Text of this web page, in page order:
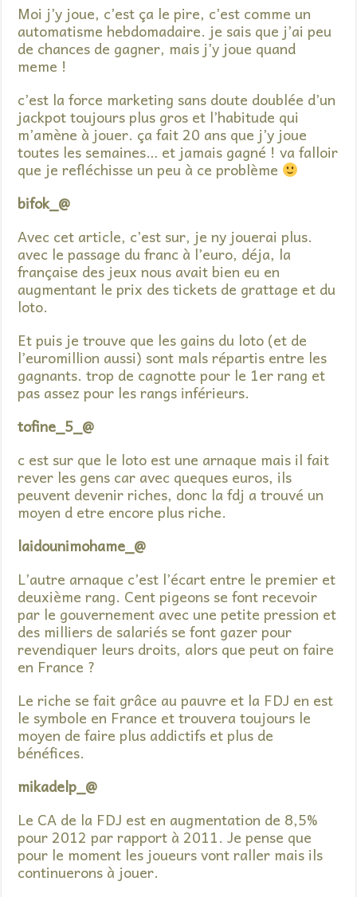
Moi j’y joue, c’est ça le pire, c’est comme un
automatisme hebdomadaire. je sais que j’ai peu
de chances de gagner, mais j’y joue quand
meme !
c’est la force marketing sans doute doublée d’un
jackpot toujours plus gros et l’habitude qui
m’amène à jouer. ça fait 20 ans que j’y joue
toutes les semaines… et jamais gagné ! va falloir
que je refléchisse un peu à ce problème
bifok_@
Avec cet article, c’est sur, je ny jouerai plus.
avec le passage du franc à l’euro, déja, la
française des jeux nous avait bien eu en
augmentant le prix des tickets de grattage et du
loto.
Et puis je trouve que les gains du loto (et de
l’euromillion aussi) sont mals répartis entre les
gagnants. trop de cagnotte pour le 1er rang et
pas assez pour les rangs inférieurs.
tofine_5_@
c est sur que le loto est une arnaque mais il fait
rever les gens car avec queques euros, ils
peuvent devenir riches, donc la fdj a trouvé un
moyen d etre encore plus riche.
laidounimohame_@
L’autre arnaque c’est l’écart entre le premier et
deuxième rang. Cent pigeons se font recevoir
par le gouvernement avec une petite pression et
des milliers de salariés se font gazer pour
revendiquer leurs droits, alors que peut on faire
en France ?
Le riche se fait grâce au pauvre et la FDJ en est
le symbole en France et trouvera toujours le
moyen de faire plus addictifs et plus de
bénéfices.
mikadelp_@
Le CA de la FDJ est en augmentation de 8,5%
pour 2012 par rapport à 2011. Je pense que
pour le moment les joueurs vont raller mais ils
continuerons à jouer.